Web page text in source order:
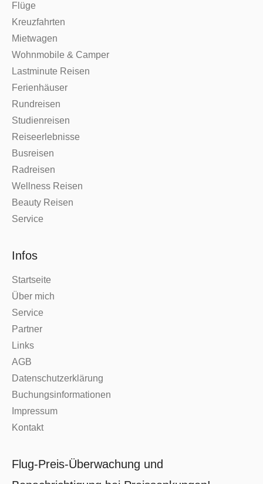
Flüge
Kreuzfahrten
Mietwagen
Wohnmobile & Camper
Lastminute Reisen
Ferienhäuser
Rundreisen
Studienreisen
Reiseerlebnisse
Busreisen
Radreisen
Wellness Reisen
Beauty Reisen
Service
Infos
Startseite
Über mich
Service
Partner
Links
AGB
Datenschutzerklärung
Buchungsinformationen
Impressum
Kontakt
Flug-Preis-Überwachung und